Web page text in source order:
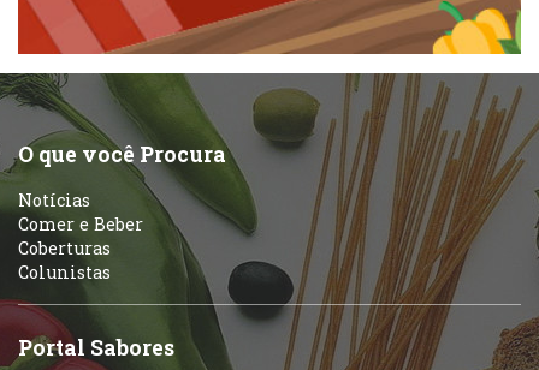
Peixes e Frutos do Mar
Pizzarias
Portuguesa
Self-service
Sobremesas e sorvetes
Portuguesa
Sobremesas e sorvetes
Variados
O que você Procura
Notícias
Comer e Beber
Coberturas
Colunistas
Portal Sabores